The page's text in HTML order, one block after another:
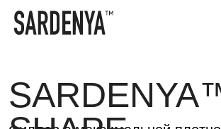
Филлер с максимальной плотностью
в линейке, созданный для коррекции
SARDENYA™
SHAPE